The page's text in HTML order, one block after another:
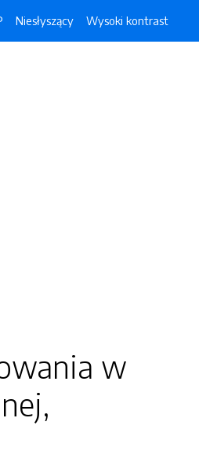
Niesłyszący Wysoki kontrast
w